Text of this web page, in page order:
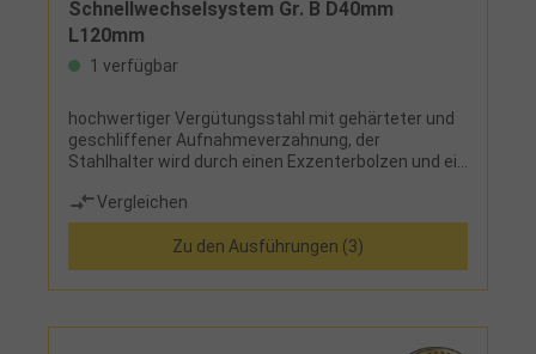
Schnellwechselsystem Gr. B D40mm
L120mm
1 verfügbar
hochwertiger Vergütungsstahl mit gehärteter und
geschliffener Aufnahmeverzahnung, der
Stahlhalter wird durch einen Exzenterbolzen und ein
Grundkörpers gespannt, Wiederholgenauigkeit von
0,01 mm bei 40 möglichen Winkelstellungen (auch
nach unzähligen Werkzeugwechseln)
Vergleichen
Zu den Ausführungen (3)